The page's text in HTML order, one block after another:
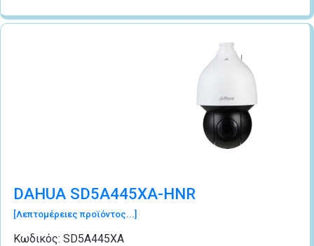
DAHUA SD5A445XA-HNR
[Λεπτομέρειες προϊόντος...]
Κωδικός: SD5A445XA